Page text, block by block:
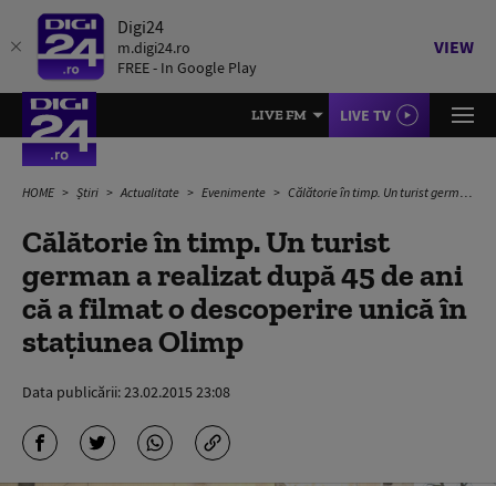
Digi24
m.digi24.ro
FREE - In Google Play
VIEW
LIVE FM LIVE TV
HOME Știri Actualitate Evenimente Călătorie în timp. Un turist german a realizat după 45 de ani că a filmat o descoperire unică în stațiunea Olimp
Călătorie în timp. Un turist
german a realizat după 45 de ani
că a filmat o descoperire unică în
stațiunea Olimp
Data publicării:23.02.2015 23:08